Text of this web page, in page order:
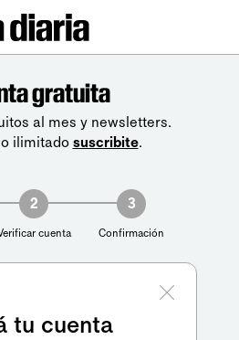
gratuita
al mes y newsletters.
ilimitado suscribite.
2
cuenta
3
Confirmación
tu cuenta